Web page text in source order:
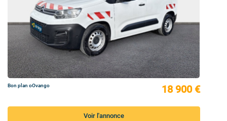
Bon plan oOvango 18 900 €
Voir l'annonce